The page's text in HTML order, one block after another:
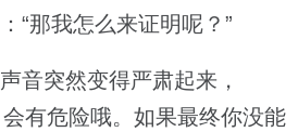
“那我怎么来证明呢？”
音突然变得严肃起来，
有危险哦。如果最终你没能